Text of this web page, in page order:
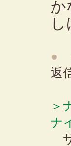
か
●
返
＞
ナ